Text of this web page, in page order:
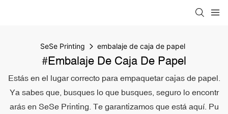
SeSe Printing embalaje de caja de papel
#embalaje De Caja De Papel
Estás en el lugar correcto para empaquetar cajas de papel.
Ya sabes que, busques lo que busques, seguro lo encontr
arás en SeSe Printing. Te garantizamos que está aquí. Pu